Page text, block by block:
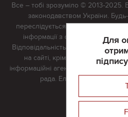
Для
Все – тобі зрозуміло © 2013-2025.
законодавством України.
переслідується в судовому
інформації з сайту тільки з
Відповідальність за достовірність
на сайті, крім матеріалів, які
інформаційні агентства або
рада. Електронна пошта:
Реклама на